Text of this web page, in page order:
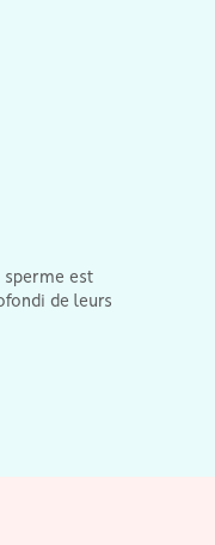
sperme est
de leurs